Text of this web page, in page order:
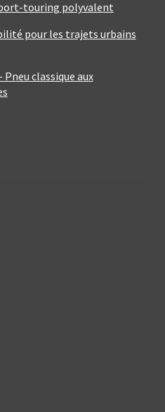
touring polyvalent
pour les trajets urbains
classique aux